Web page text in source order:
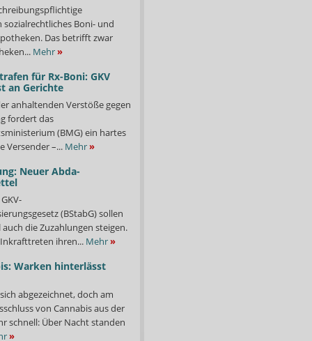
Boni- und
Das betrifft zwar
Mehr»
für Rx-Boni: GKV
an Gerichte
anhaltenden Verstöße gegen
fordert das
(BMG) ein hartes
Versender –... Mehr»
Neuer Abda-
(BStabG) sollen
auch die Zuzahlungen steigen.
ihren... Mehr»
Warken hinterlässt
abgezeichnet, doch am
von Cannabis aus der
schnell: Über Nacht standen
»